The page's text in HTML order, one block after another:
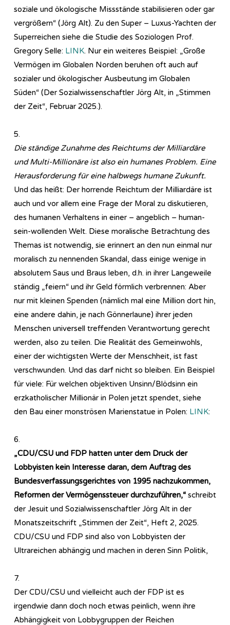
soziale und ökologische Missstände stabilisieren oder gar
vergrößern“ (Jörg Alt). Zu den Super – Luxus-Yachten der
Superreichen siehe die Studie des Soziologen Prof.
Gregory Selle: LINK. Nur ein weiteres Beispiel: „Große
Vermögen im Globalen Norden beruhen oft auch auf
sozialer und ökologischer Ausbeutung im Globalen
Süden“ (Der Sozialwissenschaftler Jörg Alt, in „Stimmen
der Zeit“, Februar 2025.).
5.
Die ständige Zunahme des Reichtums der Milliardäre
und Multi-Millionäre ist also ein humanes Problem. Eine
Herausforderung für eine halbwegs humane Zukunft.
Und das heißt: Der horrende Reichtum der Milliardäre ist
auch und vor allem eine Frage der Moral zu diskutieren,
des humanen Verhaltens in einer – angeblich – human-
sein-wollenden Welt. Diese moralische Betrachtung des
Themas ist notwendig, sie erinnert an den nun einmal nur
moralisch zu nennenden Skandal, dass einige wenige in
absolutem Saus und Braus leben, d.h. in ihrer Langeweile
ständig „feiern“ und ihr Geld förmlich verbrennen: Aber
nur mit kleinen Spenden (nämlich mal eine Million dort hin,
eine andere dahin, je nach Gönnerlaune) ihrer jeden
Menschen universell treffenden Verantwortung gerecht
werden, also zu teilen. Die Realität des Gemeinwohls,
einer der wichtigsten Werte der Menschheit, ist fast
verschwunden. Und das darf nicht so bleiben. Ein Beispiel
für viele: Für welchen objektiven Unsinn/Blödsinn ein
erzkatholischer Millionär in Polen jetzt spendet, siehe
den Bau einer monströsen Marienstatue in Polen: LINK:
6.
„CDU/CSU und FDP hatten unter dem Druck der
Lobbyisten kein Interesse daran, dem Auftrag des
Bundesverfassungsgerichtes von 1995 nachzukommen,
Reformen der Vermögenssteuer durchzuführen,“ schreibt
der Jesuit und Sozialwissenschaftler Jörg Alt in der
Monatszeitschrift „Stimmen der Zeit“, Heft 2, 2025.
CDU/CSU und FDP sind also von Lobbyisten der
Ultrareichen abhängig und machen in deren Sinn Politik,
7.
Der CDU/CSU und vielleicht auch der FDP ist es
irgendwie dann doch noch etwas peinlich, wenn ihre
Abhängigkeit von Lobbygruppen der Reichen